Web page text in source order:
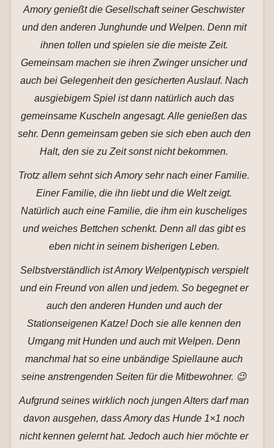
Amory genießt die Gesellschaft seiner Geschwister
und den anderen Junghunde und Welpen. Denn mit
ihnen tollen und spielen sie die meiste Zeit.
Gemeinsam machen sie ihren Zwinger unsicher und
auch bei Gelegenheit den gesicherten Auslauf. Nach
ausgiebigem Spiel ist dann natürlich auch das
gemeinsame Kuscheln angesagt. Alle genießen das
sehr. Denn gemeinsam geben sie sich eben auch den
Halt, den sie zu Zeit sonst nicht bekommen.
Trotz allem sehnt sich Amory sehr nach einer Familie.
Einer Familie, die ihn liebt und die Welt zeigt.
Natürlich auch eine Familie, die ihm ein kuscheliges
und weiches Bettchen schenkt. Denn all das gibt es
eben nicht in seinem bisherigen Leben.
Selbstverständlich ist Amory Welpentypisch verspielt
und ein Freund von allen und jedem. So begegnet er
auch den anderen Hunden und auch der
Stationseigenen Katze! Doch sie alle kennen den
Umgang mit Hunden und auch mit Welpen. Denn
manchmal hat so eine unbändige Spiellaune auch
seine anstrengenden Seiten für die Mitbewohner. 😉
Aufgrund seines wirklich noch jungen Alters darf man
davon ausgehen, dass Amory das Hunde 1×1 noch
nicht kennen gelernt hat. Jedoch auch hier möchte er